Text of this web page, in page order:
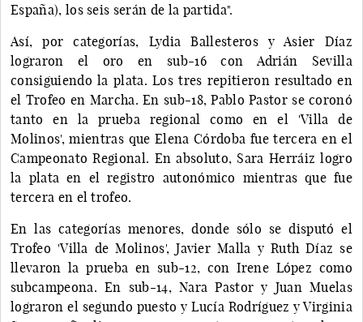
España), los seis serán de la partida".
Así, por categorías, Lydia Ballesteros y Asier Díaz
lograron el oro en sub-16 con Adrián Sevilla
consiguiendo la plata. Los tres repitieron resultado en
el Trofeo en Marcha. En sub-18, Pablo Pastor se coronó
tanto en la prueba regional como en el 'Villa de
Molinos', mientras que Elena Córdoba fue tercera en el
Campeonato Regional. En absoluto, Sara Herráiz logro
la plata en el registro autonómico mientras que fue
tercera en el trofeo.
En las categorías menores, donde sólo se disputó el
Trofeo 'Villa de Molinos', Javier Malla y Ruth Díaz se
llevaron la prueba en sub-12, con Irene López como
subcampeona. En sub-14, Nara Pastor y Juan Muelas
lograron el segundo puesto y Lucía Rodríguez y Virginia